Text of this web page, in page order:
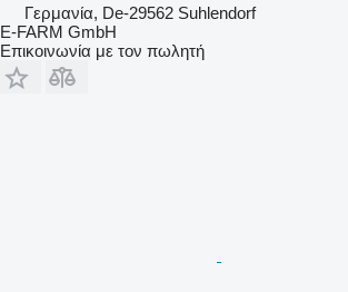
Γερμανία, De-29562 Suhlendorf
E-FARM GmbH
Επικοινωνία με τον πωλητή